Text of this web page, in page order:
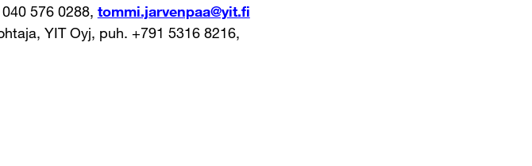
576 0288, tommi.jarvenpaa@yit.fi
YIT Oyj, puh. +791 5316 8216,